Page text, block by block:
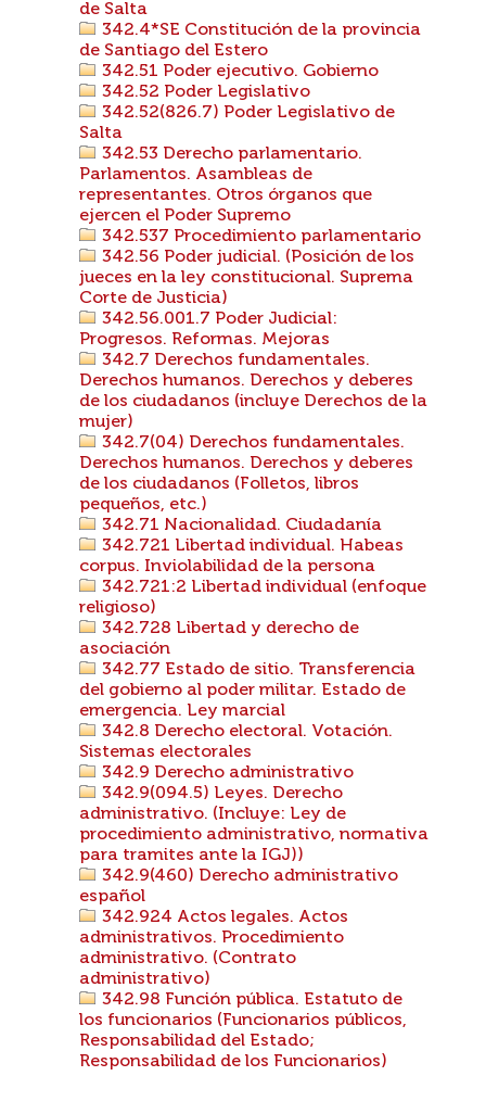
de Salta
342.4*SE Constitución de la provincia
de Santiago del Estero
342.51 Poder ejecutivo. Gobierno
342.52 Poder Legislativo
342.52(826.7) Poder Legislativo de
Salta
342.53 Derecho parlamentario.
Parlamentos. Asambleas de
representantes. Otros órganos que
ejercen el Poder Supremo
342.537 Procedimiento parlamentario
342.56 Poder judicial. (Posición de los
jueces en la ley constitucional. Suprema
Corte de Justicia)
342.56.001.7 Poder Judicial:
Progresos. Reformas. Mejoras
342.7 Derechos fundamentales.
Derechos humanos. Derechos y deberes
de los ciudadanos (incluye Derechos de la
mujer)
342.7(04) Derechos fundamentales.
Derechos humanos. Derechos y deberes
de los ciudadanos (Folletos, libros
pequeños, etc.)
342.71 Nacionalidad. Ciudadanía
342.721 Libertad individual. Habeas
corpus. Inviolabilidad de la persona
342.721:2 Libertad individual (enfoque
religioso)
342.728 Libertad y derecho de
asociación
342.77 Estado de sitio. Transferencia
del gobierno al poder militar. Estado de
emergencia. Ley marcial
342.8 Derecho electoral. Votación.
Sistemas electorales
342.9 Derecho administrativo
342.9(094.5) Leyes. Derecho
administrativo. (Incluye: Ley de
procedimiento administrativo, normativa
para tramites ante la IGJ))
342.9(460) Derecho administrativo
español
342.924 Actos legales. Actos
administrativos. Procedimiento
administrativo. (Contrato
administrativo)
342.98 Función pública. Estatuto de
los funcionarios (Funcionarios públicos,
Responsabilidad del Estado;
Responsabilidad de los Funcionarios)